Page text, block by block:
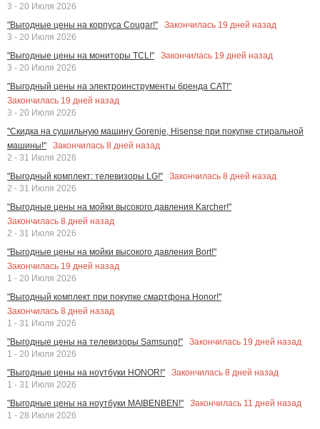
3 - 20 Июля 2026
"Выгодные цены на корпуса Cougar!"
Закончилась 19 дней назад
3 - 20 Июля 2026
"Выгодные цены на мониторы TCL!"
Закончилась 19 дней назад
3 - 20 Июля 2026
"Выгодный цены на электроинструменты бренда CAT!"
Закончилась 19 дней назад
3 - 20 Июля 2026
"Скидка на сушильную машину Gorenje, Hisense при покупке стиральной
машины!"
Закончилась 8 дней назад
2 - 31 Июля 2026
"Выгодный комплект: телевизоры LG!"
Закончилась 8 дней назад
2 - 31 Июля 2026
"Выгодные цены на мойки высокого давления Karcher!"
Закончилась 8 дней назад
2 - 31 Июля 2026
"Выгодные цены на мойки высокого давления Bort!"
Закончилась 19 дней назад
1 - 20 Июля 2026
"Выгодный комплект при покупке смартфона Honor!"
Закончилась 8 дней назад
1 - 31 Июля 2026
"Выгодные цены на телевизоры Samsung!"
Закончилась 19 дней назад
1 - 20 Июля 2026
"Выгодные цены на ноутбуки HONOR!"
Закончилась 8 дней назад
1 - 31 Июля 2026
"Выгодные цены на ноутбуки MAIBENBEN!"
Закончилась 11 дней назад
1 - 28 Июля 2026